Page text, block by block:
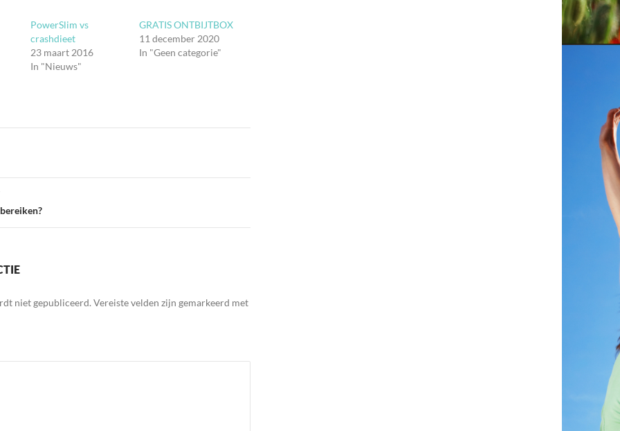
PowerSlim vs
crashdieet
23 maart 2016
In "Nieuws"
GRATIS ONTBIJTBOX
11 december 2020
In "Geen categorie"
niet gepubliceerd. Vereiste velden zijn gemarkeerd met